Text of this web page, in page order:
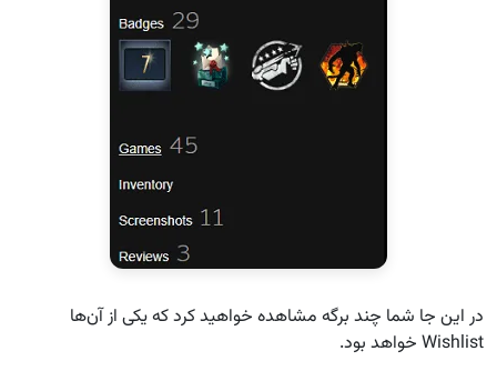
در این جا شما چند برگه مشاهده خواهید کرد که یکی از آن‌ها
Wishlist خواهد بود.